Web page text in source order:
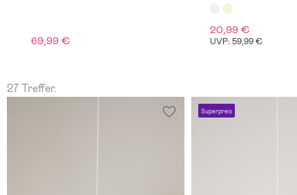
69,99 €
20,99 €
UVP: 59,99 €
27 Treffer.
Superpreis